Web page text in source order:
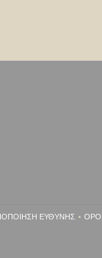
ΕΥΘΎΝΗΣ
((ΑΝΟΊΓΕΙ ΣΕ